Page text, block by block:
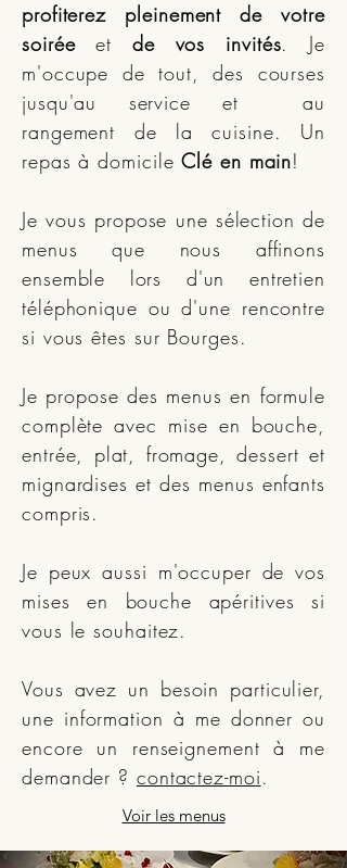
profiterez pleinement de votre
soiréeet de vos invités. Je
m'occupe de tout, des courses
jusqu'au service et au
rangement de la cuisine. Un
repas à domicileClé en main!
Je vous propose une sélection de
menus que nous affinons
ensemble lors d'un entretien
téléphonique ou d'une rencontre
si vous êtes sur Bourges.
Je propose des menus en formule
complète avec mise en bouche,
entrée, plat, fromage, dessert et
mignardises et des menus enfants
compris.
Je peux aussi m'occuper de vos
mises en bouche apéritives si
vous le souhaitez.
Vous avez un besoin particulier,
une information à me donner ou
encore un renseignement à me
demander ? contactez-moi.
Voir les menus